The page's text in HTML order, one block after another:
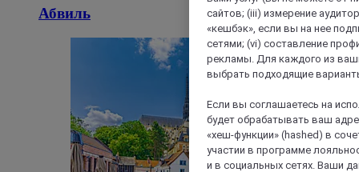
Абвиль
сайтов; (iii) измерение
«кешбэк», если вы на нее
сетями; (vi) составление
рекламы. Для каждого из
выбрать подходящие
Если вы соглашаетесь на
будет обрабатывать ваш
«хеш-функции» (hashed) в
участии в программе
и в социальных сетях. Ваши